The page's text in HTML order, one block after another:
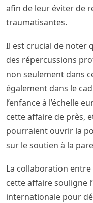
afin de leur éviter de
traumatisantes.
Il est crucial de noter
des répercussions
non seulement dans
également dans le
l’enfance à l’échelle
cette affaire de près,
pourraient ouvrir la
sur le soutien à la
La collaboration
cette affaire souligne
internationale pour